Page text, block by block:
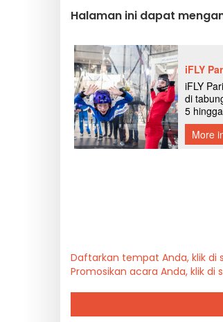
Halaman ini dapat
Daftarkan tempat Anda, klik di
Promosikan acara Anda, klik di